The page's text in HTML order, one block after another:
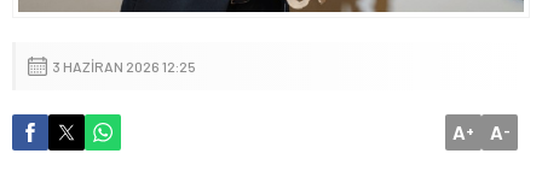
3 HAZIRAN 2026 12:25
A+ A-